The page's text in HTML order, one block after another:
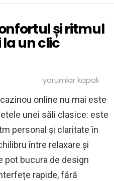
și ritmul
un clic
Jocuri
confortul
ritmul
divertismentului
la
un
distanță
için
yorumlar kapalı
online nu mai este
unei săli clasice: este
personal și claritate în
între relaxare și
pot bucura de design
rapide, fără